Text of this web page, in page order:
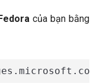
của bạn bằng